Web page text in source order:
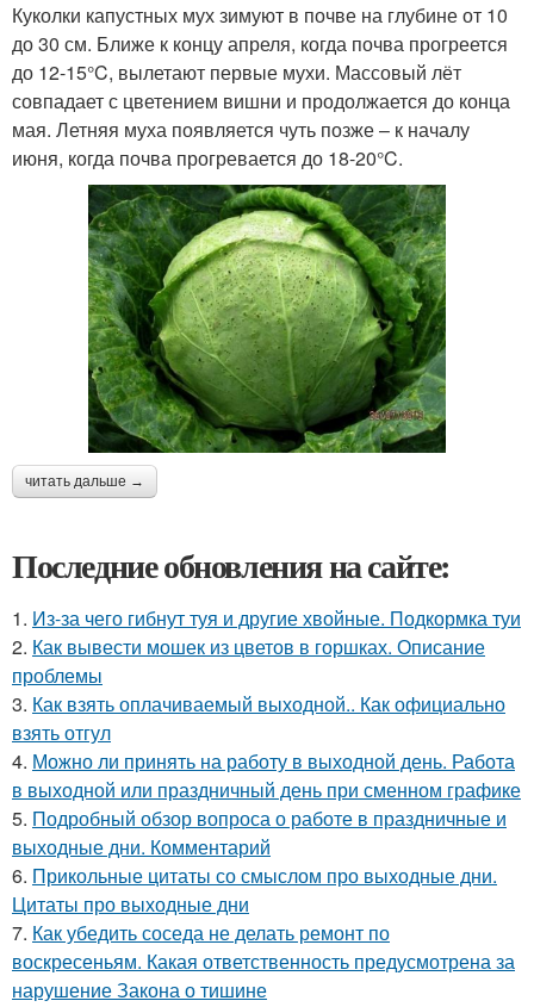
Куколки капустных мух зимуют в почве на глубине от 10
до 30 см. Ближе к концу апреля, когда почва прогреется
до 12-15°C, вылетают первые мухи. Массовый лёт
совпадает с цветением вишни и продолжается до конца
мая. Летняя муха появляется чуть позже – к началу
июня, когда почва прогревается до 18-20°C.
читать дальше →
Последние обновления на сайте:
1. Из-за чего гибнут туя и другие хвойные. Подкормка туи
2. Как вывести мошек из цветов в горшках. Описание
проблемы
3. Как взять оплачиваемый выходной.. Как официально
взять отгул
4. Можно ли принять на работу в выходной день. Работа
в выходной или праздничный день при сменном графике
5. Подробный обзор вопроса о работе в праздничные и
выходные дни. Комментарий
6. Прикольные цитаты со смыслом про выходные дни.
Цитаты про выходные дни
7. Как убедить соседа не делать ремонт по
воскресеньям. Какая ответственность предусмотрена за
нарушение Закона о тишине